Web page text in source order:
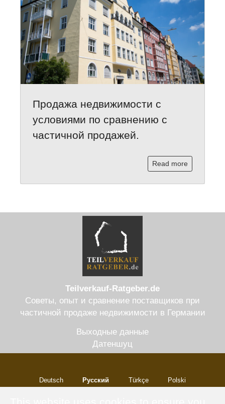
Продажа недвижимости с
условиями по сравнению с
частичной продажей.
Read more
Teilverkauf-Ratgeber.de
Советы, опыт и сравнение поставщиков при
частичной продаже недвижимости в Германии
Выходные данные
Датеншуц
Deutsch Русский Türkçe
Polski